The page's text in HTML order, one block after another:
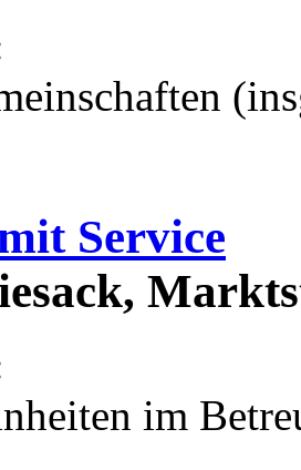
Service
im